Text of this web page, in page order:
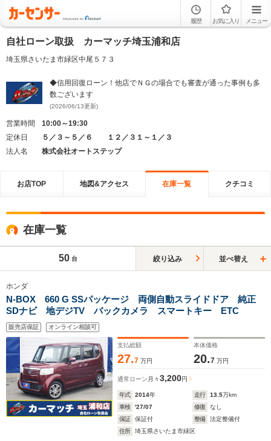
履歴 お気に入り メニュー
自社ローン取扱 カーマッチ埼玉浦和店
埼玉県さいたま市緑区中尾５７３
◆信用回復ローン！他店でＮＧの場合でも審査が通った事例も多
数ございます
(2026/06/13更新)
営業時間
10:00～19:30
定休日
５／３～５／６ １２／３１～１／３
法人名
株式会社オートステップ
お店TOP 地図&アクセス 在庫一覧 クチコミ
在庫一覧
50 台 絞り込み 並べ替え
ホンダ
N-BOX 660 G SSパッケージ 両側自動スライドドア 純正
SDナビ 地デジTV バックカメラ スマートキー ETC
販売店保証 オンライン相談可
支払総額
27.7 万円
本体価格
20.7 万円
通常ローン 月々3,200円
年式 2014年 走行 13.5万km
車検
'27/07 修復
なし
保証
保証付 整備
法定整備付
住所
埼玉県さいたま市緑区